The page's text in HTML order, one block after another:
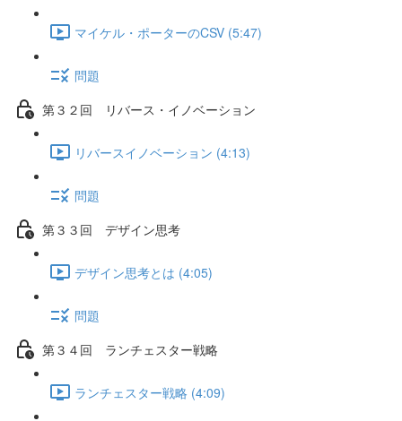
マイケル・ポーターのCSV (5:47)
問題
第３２回 リバース・イノベーション
リバースイノベーション (4:13)
問題
第３３回 デザイン思考
デザイン思考とは (4:05)
問題
第３４回 ランチェスター戦略
ランチェスター戦略 (4:09)